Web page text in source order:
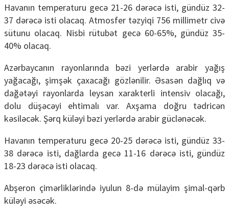
Havanın temperaturu gecə 21-26 dərəcə isti, gündüz 32-
37 dərəcə isti olacaq. Atmosfer təzyiqi 756 millimetr civə
sütunu olacaq. Nisbi rütubət gecə 60-65%, gündüz 35-
40% olacaq.
Azərbaycanın rayonlarında bəzi yerlərdə arabir yağış
yağacağı, şimşək çaxacağı gözlənilir. Əsasən dağlıq və
dağətəyi rayonlarda leysan xarakterli intensiv olacağı,
dolu düşəcəyi ehtimalı var. Axşama doğru tədricən
kəsiləcək. Şərq küləyi bəzi yerlərdə arabir güclənəcək.
Havanın temperaturu gecə 20-25 dərəcə isti, gündüz 33-
38 dərəcə isti, dağlarda gecə 11-16 dərəcə isti, gündüz
18-23 dərəcə isti olacaq.
Abşeron çimərliklərində iyulun 8-də mülayim şimal-qərb
küləyi əsəcək.